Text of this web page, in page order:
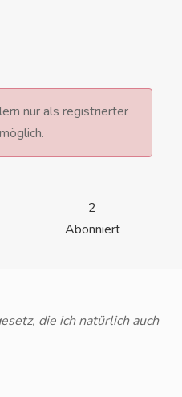
nur als registrierter
2
Abonniert
die ich natürlich auch